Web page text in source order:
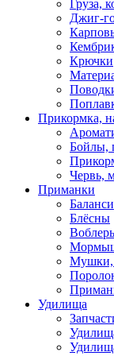
Груза,
Джиг-
Крючки
Прикормка,
Бойлы,
Червь,
Приманки
Блёсны
Мушки,
Удилища